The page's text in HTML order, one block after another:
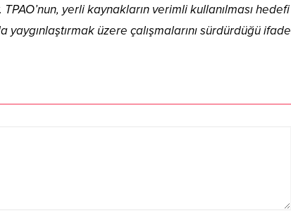
yerli kaynakların verimli kullanılması hedefi
üzere çalışmalarını sürdürdüğü ifade